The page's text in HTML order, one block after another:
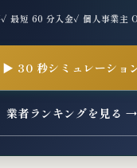
者の良い口コミ・悪い
い口コミ・評価の傾向
が率直に指摘する創業
7つの懸念点
✓ 最短 60 分入金✓ 個人事業主
▶ 30 秒シミュレーショ
業者ランキングを見る →